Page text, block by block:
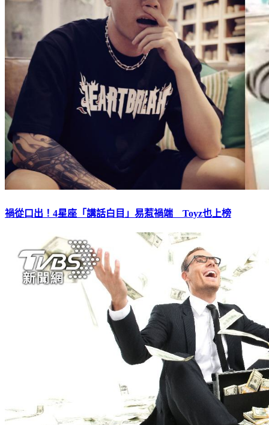
禍從口出！4星座「講話白目」易惹禍端 Toyz也上榜